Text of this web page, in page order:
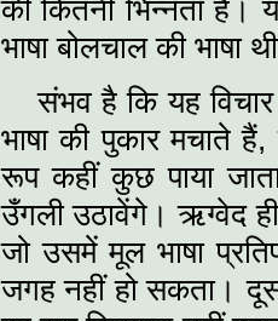
की कितनी भिन्नता है।
भाषा बोलचाल की भाषा
संभव है कि यह
भाषा की पुकार मचाते
रूप कहीं कुछ पाया
उँगली उठावेंगे। ऋग्वेद
जो उसमें मूल भाषा
जगह नहीं हो सकता।